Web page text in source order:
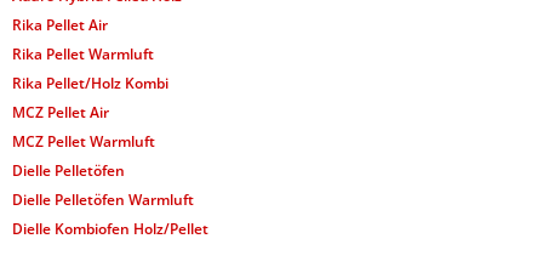
Rika Pellet Air
Rika Pellet Warmluft
Rika Pellet/Holz Kombi
MCZ Pellet Air
MCZ Pellet Warmluft
Dielle Pelletöfen
Dielle Pelletöfen Warmluft
Dielle Kombiofen Holz/Pellet